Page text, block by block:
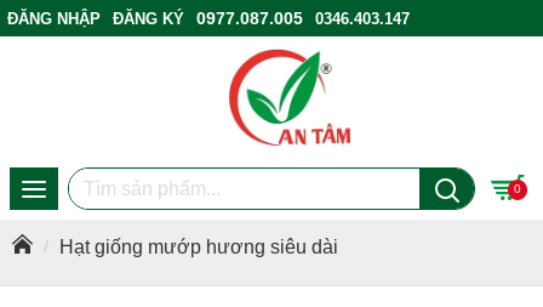
ĐĂNG NHẬP ĐĂNG KÝ 0977.087.005
0346.403.147
0
Hạt giống mướp hương siêu dài